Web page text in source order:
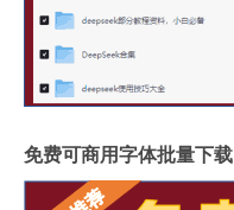
免费可商用字体批量下载